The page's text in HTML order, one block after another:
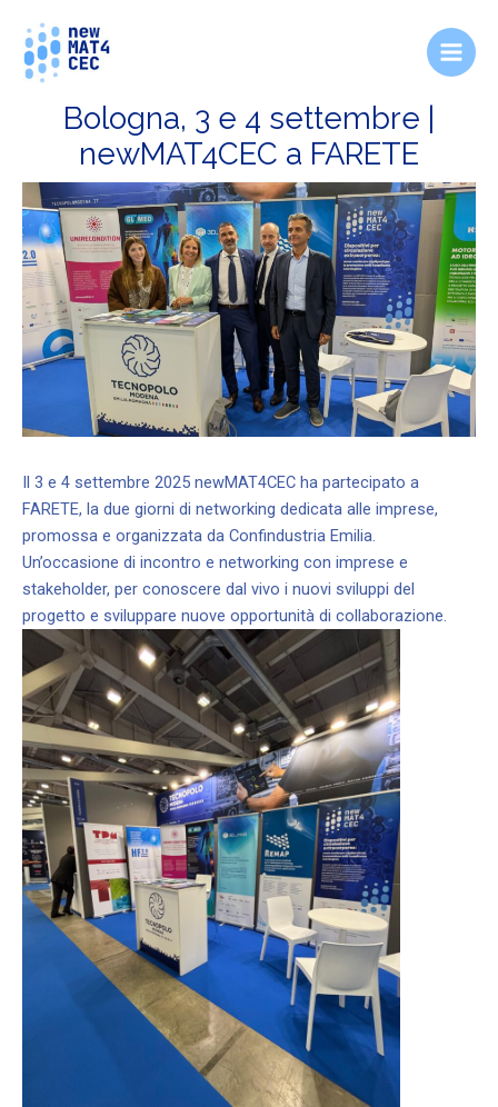
contenuto
Main
Bologna, 3 e 4 settembre |
newMAT4CEC a FARETE
Il 3 e 4 settembre 2025 newMAT4CEC ha partecipato a
FARETE, la due giorni di networking dedicata alle imprese,
promossa e organizzata da Confindustria Emilia.
Un’occasione di incontro e networking con imprese e
stakeholder, per conoscere dal vivo i nuovi sviluppi del
progetto e sviluppare nuove opportunità di collaborazione.
articoli